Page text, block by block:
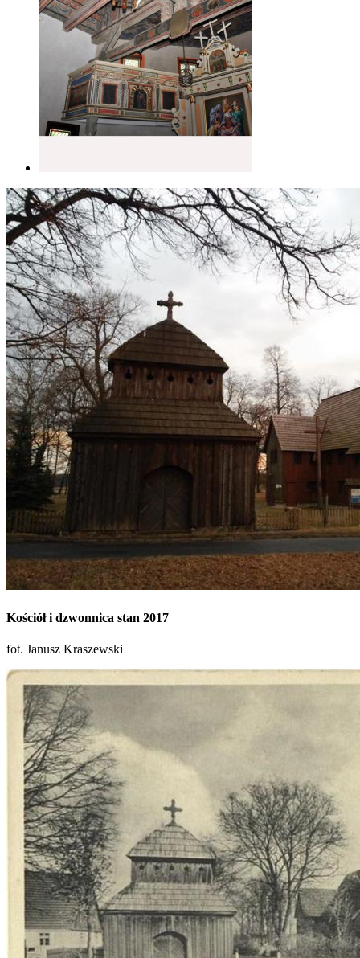
Kościół i dzwonnica stan 2017
fot. Janusz Kraszewski